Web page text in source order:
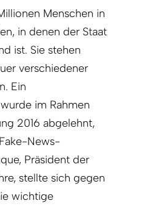
Menschen in
in denen der Staat
ist. Sie stehen
verschiedener
Ein
im Rahmen
2016 abgelehnt,
News-
Präsident der
stellte sich gegen
wichtige